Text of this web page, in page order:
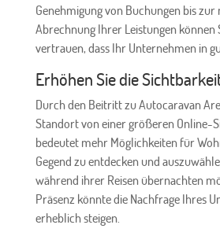
Genehmigung von Buchungen bis
Abrechnung Ihrer Leistungen können
vertrauen, dass Ihr Unternehmen in
Erhöhen Sie die
Durch den Beitritt zu Autocaravan
Standort von einer größeren Online-
bedeutet mehr Möglichkeiten für
Gegend zu entdecken und
während ihrer Reisen übernachten
Präsenz könnte die Nachfrage Ihres
erheblich steigen.